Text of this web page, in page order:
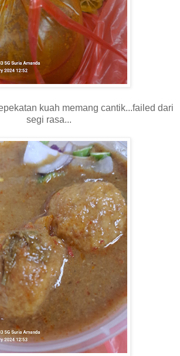
kuah memang cantik...failed dari
segi rasa...